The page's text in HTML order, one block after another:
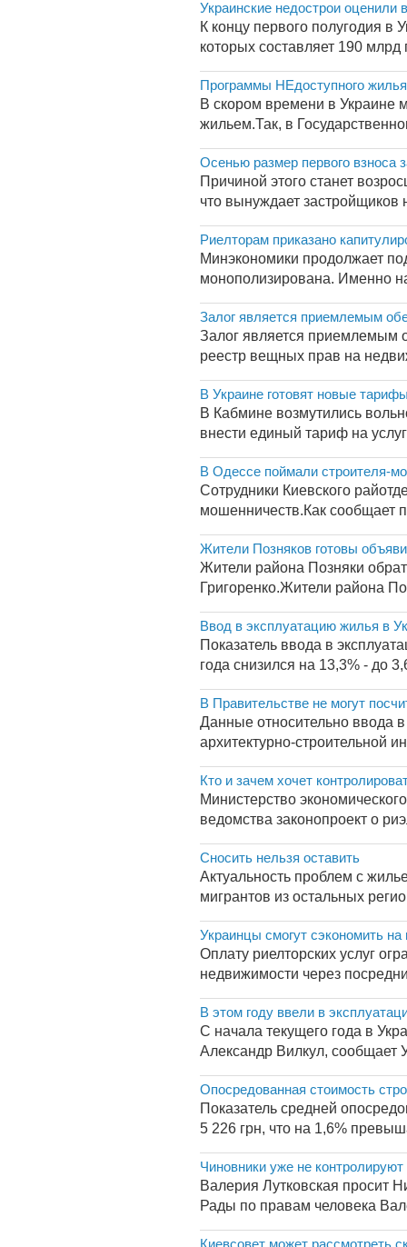
Украинские недострои оценили
К концу первого полугодия в
которых составляет 190
Программы НЕдоступного жилья
В скором времени в Украине
жильем.Так, в
Осенью размер первого взноса
Причиной этого станет
что вынуждает
Риелторам приказано
Минэкономики продолжает
монополизирована. Именно
Залог является приемлемым
Залог является приемлемым
реестр вещных прав на
В Украине готовят новые
В Кабмине возмутились
внести единый тариф на
В Одессе поймали строителя-
Сотрудники Киевского
мошенничеств.Как сообщает
Жители Позняков готовы
Жители района Позняки
Григоренко.Жители района
Ввод в эксплуатацию жилья в
Показатель ввода в
года снизился на 13,3% - до
В Правительстве не могут
Данные относительно ввода
архитектурно-строительной
Кто и зачем хочет
Министерство
ведомства законопроект о
Сносить нельзя оставить
Актуальность проблем с
мигрантов из остальных
Украинцы смогут сэкономить на
Оплату риелторских услуг
недвижимости через
В этом году ввели в
С начала текущего года в
Александр Вилкул, сообщает
Опосредованная стоимость
Показатель средней
5 226 грн, что на 1,6%
Чиновники уже не
Валерия Лутковская просит
Рады по правам человека